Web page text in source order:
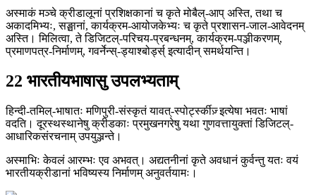
अस्माकं मञ्चे क्रीडालूनां प्रशिक्षकानां च कृते मोबैल्-आप् अस्ति, तथा च
अकादमिभ्यः, सङ्घानां, कार्यक्रम-आयोजकेभ्यः च कृते प्रशासन-जाल-आवेदनम्
अस्ति। मिलित्वा, ते डिजिटल्-परिचय-प्रबन्धनम्, कार्यक्रम-पञ्जीकरणम्,
प्रमाणपत्र-निर्माणम्, गवर्नेन्स्-ड्याश्बोर्ड्स् इत्यादीन् समर्थयन्ति।
22 भारतीयभाषासु उपलभ्यताम्
हिन्दी-तमिल्-भाषातः मणिपुरी-संस्कृतं यावत्-स्पोर्ट्स्कीज़् इत्येषा भवतः भाषां
वदति। दूरस्थस्थानेषु क्रीडकाः प्रमुखनगरेषु यथा गुणवत्तायुक्तां डिजिटल्-
आधारिकसंरचनाम् उपयुञ्जन्ते।
अस्माभिः केवलं आरम्भः एव अभवत्। अद्यतनीनां कृते अवधानं कुर्वन्तु यतः वयं
भारतीयक्रीडानां भविष्यस्य निर्माणम् अनुवर्तयामः।